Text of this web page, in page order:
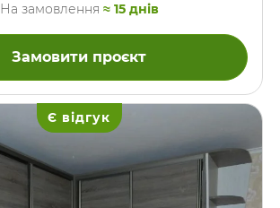
На замовлення ≈ 15 днів
Замовити проєкт
Є відгук